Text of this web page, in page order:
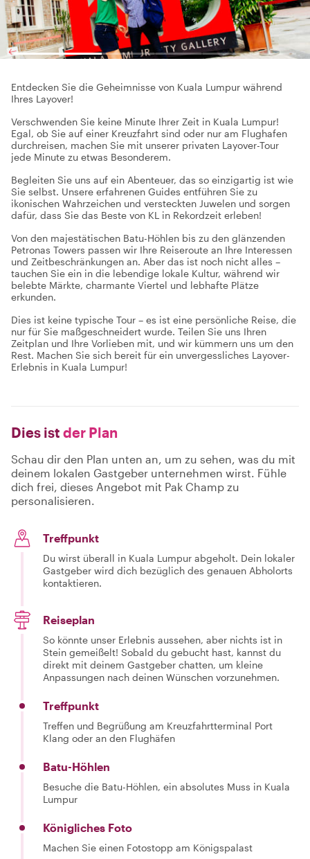
Entdecken Sie die Geheimnisse von Kuala Lumpur während
Ihres Layover!
Verschwenden Sie keine Minute Ihrer Zeit in Kuala Lumpur!
Egal, ob Sie auf einer Kreuzfahrt sind oder nur am Flughafen
durchreisen, machen Sie mit unserer privaten Layover-Tour
jede Minute zu etwas Besonderem.
Begleiten Sie uns auf ein Abenteuer, das so einzigartig ist wie
Sie selbst. Unsere erfahrenen Guides entführen Sie zu
ikonischen Wahrzeichen und versteckten Juwelen und sorgen
dafür, dass Sie das Beste von KL in Rekordzeit erleben!
Von den majestätischen Batu-Höhlen bis zu den glänzenden
Petronas Towers passen wir Ihre Reiseroute an Ihre Interessen
und Zeitbeschränkungen an. Aber das ist noch nicht alles –
tauchen Sie ein in die lebendige lokale Kultur, während wir
belebte Märkte, charmante Viertel und lebhafte Plätze
erkunden.
Dies ist keine typische Tour – es ist eine persönliche Reise, die
nur für Sie maßgeschneidert wurde. Teilen Sie uns Ihren
Zeitplan und Ihre Vorlieben mit, und wir kümmern uns um den
Rest. Machen Sie sich bereit für ein unvergessliches Layover-
Erlebnis in Kuala Lumpur!
Dies ist der Plan
Schau dir den Plan unten an, um zu sehen, was du mit
deinem lokalen Gastgeber unternehmen wirst. Fühle
dich frei, dieses Angebot mit Pak Champ zu
personalisieren.
Treffpunkt
Du wirst überall in Kuala Lumpur abgeholt. Dein lokaler
Gastgeber wird dich bezüglich des genauen Abholorts
kontaktieren.
Reiseplan
So könnte unser Erlebnis aussehen, aber nichts ist in
Stein gemeißelt! Sobald du gebucht hast, kannst du
direkt mit deinem Gastgeber chatten, um kleine
Anpassungen nach deinen Wünschen vorzunehmen.
Treffpunkt
Treffen und Begrüßung am Kreuzfahrtterminal Port
Klang oder an den Flughäfen
Batu-Höhlen
Besuche die Batu-Höhlen, ein absolutes Muss in Kuala
Lumpur
Königliches Foto
Machen Sie einen Fotostopp am Königspalast